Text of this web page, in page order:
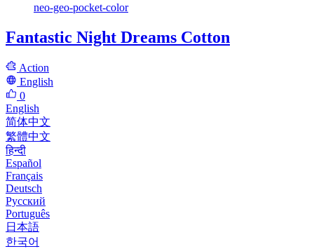
neo-geo-pocket-color
Fantastic Night Dreams Cotton
Action
English
0
English
简体中文
繁體中文
हिन्दी
Español
Français
Deutsch
Русский
Português
日本語
한국어